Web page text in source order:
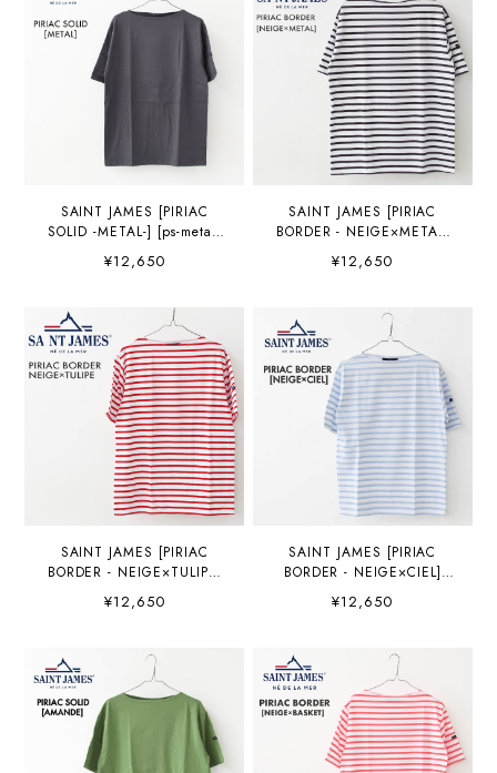
SAINT JAMES [PIRIAC
SOLID -METAL-] [ps-metal]
店・カットソー・半袖Tシャ
ートネック・ピリアック 無
地・メタルグレー・MEN'S
/ LADY'S [2026SS]
¥12,650
SAINT JAMES [PIRIAC
BORDER - NEIGE×METAL]
ス 正規販売店・カットソ
ツ・コットン・ポートネッ
ク・ピリアック ボーダー・
白×メタルグレー・MEN'S /
LADY'S [2026SS]
¥12,650
SAINT JAMES [PIRIAC
BORDER - NEIGE×TULIPE]
[pb-nei-tul] セントジェーム
ス 正規販売店・カットソ
ツ・コットン・ポートネッ
ク・ピリアック ボーダー・
白×赤・MEN'S / LADY'S
[2026SS]
¥12,650
SAINT JAMES [PIRIAC
BORDER - NEIGE×CIEL]
[pb-nei-ciel] セントジェー
ムス 正規販売店・カットソ
ツ・コットン・ポートネッ
ク・ピリアック ボーダー・
白×サックス・MEN'S /
LADY'S [2026SS]
¥12,650